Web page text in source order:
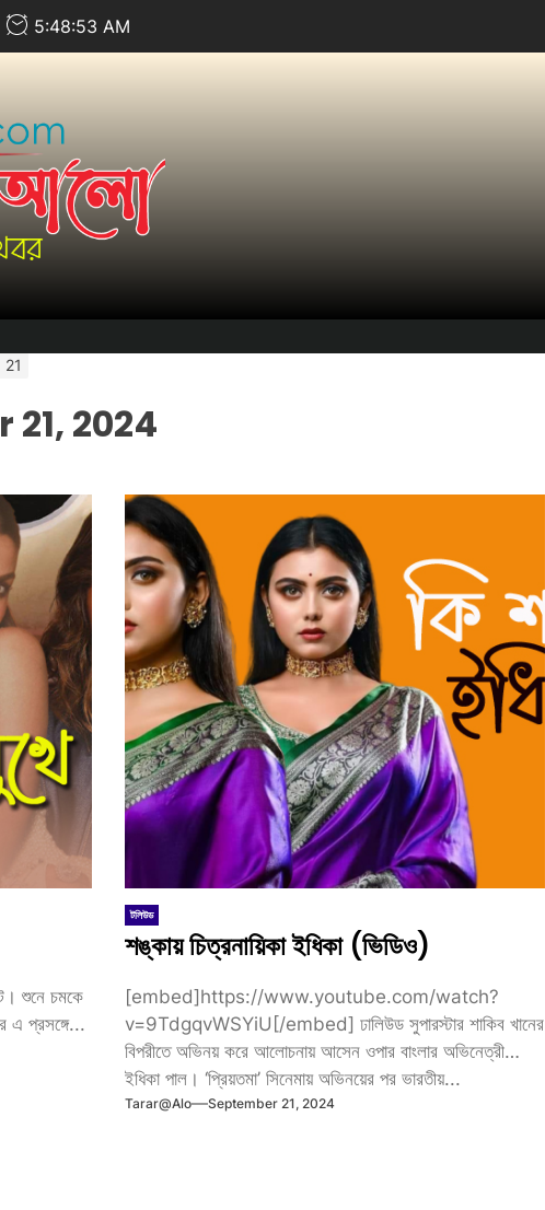
5:48:54 AM
তারার
আলো.কম
21
2024
শুনে চমকে
এ প্রসঙ্গে...
টলিউড
শঙ্কায় চিত্রনায়িকা ইধিকা (ভিডিও)
[embed]https://www.youtube.com/watch?
v=9TdgqvWSYiU[/embed] ঢালিউড সুপারস্টার শাকিব খানের
বিপরীতে অভিনয় করে আলোচনায় আসেন ওপার বাংলার অভিনেত্রী
ইধিকা পাল। ‘প্রিয়তমা’ সিনেমায় অভিনয়ের পর ভারতীয়...
Tarar@alo September 21, 2024